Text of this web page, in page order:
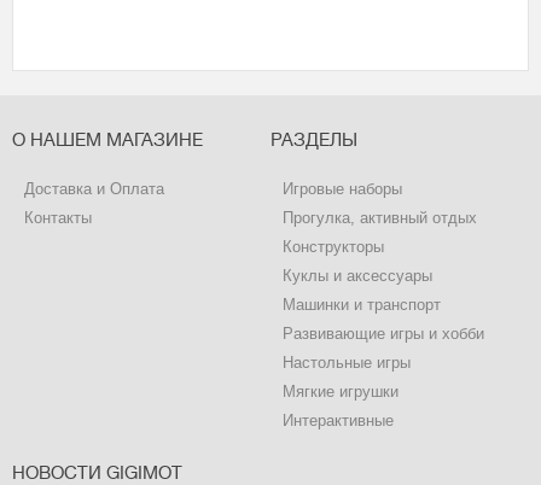
О НАШЕМ МАГАЗИНЕ
Доставка и Оплата
Контакты
РАЗДЕЛЫ
Игровые наборы
Прогулка, активный отдых
Конструкторы
Куклы и аксессуары
Машинки и транспорт
Развивающие игры и хобби
Настольные игры
Мягкие игрушки
Интерактивные
НОВОСТИ GIGIMOT